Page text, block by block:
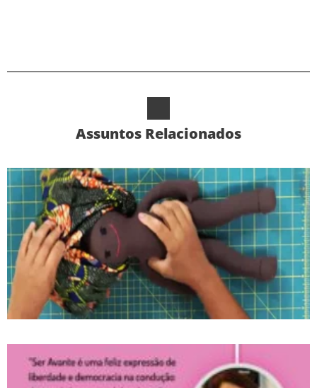
Assuntos Relacionados